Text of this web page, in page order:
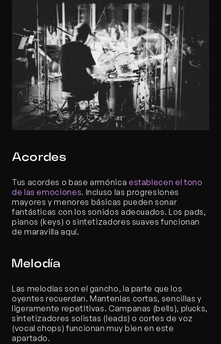
Acordes
Tus acordes o base armónica establecen el tono
de las emociones. Incluso las progresiones
mayores y menores básicas pueden sonar
fantásticas con los sonidos adecuados. Los pads,
pianos (keys) o sintetizadores suaves funcionan
de maravilla aquí.
Melodía
Las melodías son el gancho, la parte que los
oyentes recuerdan. Mantenlas cortas, sencillas y
ligeramente repetitivas. Campanas (bells), plucks,
sintetizadores solistas (leads) o cortes de voz
(vocal chops) funcionan muy bien en este
apartado.